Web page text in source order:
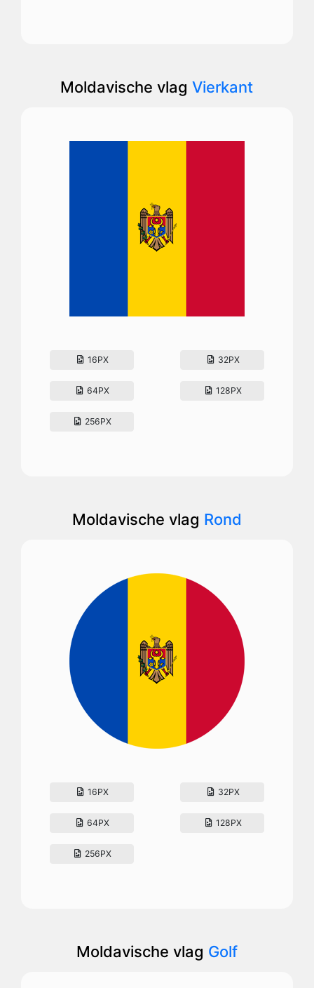
Moldavische vlagVierkant
16PX 32PX
64PX 128PX
256PX
Moldavische vlag Rond
16PX 32PX
64PX 128PX
256PX
Moldavische vlag Golf